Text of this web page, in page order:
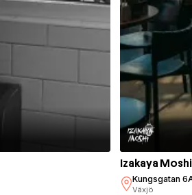
Izakaya
Kungsgatan
Växjö